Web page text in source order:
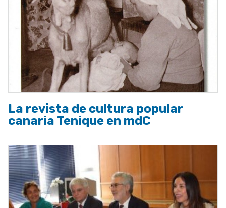
La revista de cultura popular
canaria Tenique en mdC